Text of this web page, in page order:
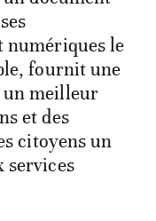
numériques le
fournit une
un meilleur
et des
citoyens un
services